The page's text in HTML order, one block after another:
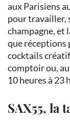
aux Parisiens
pour travailler,
champagne, et
que réceptions
cocktails
comptoir ou,
10 heures à 23
SAX55, la